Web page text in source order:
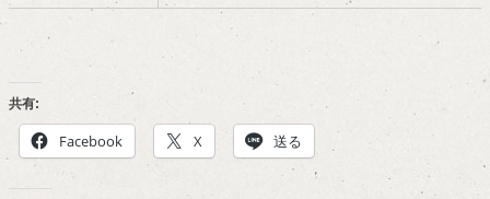
共有:
Facebook X 送る